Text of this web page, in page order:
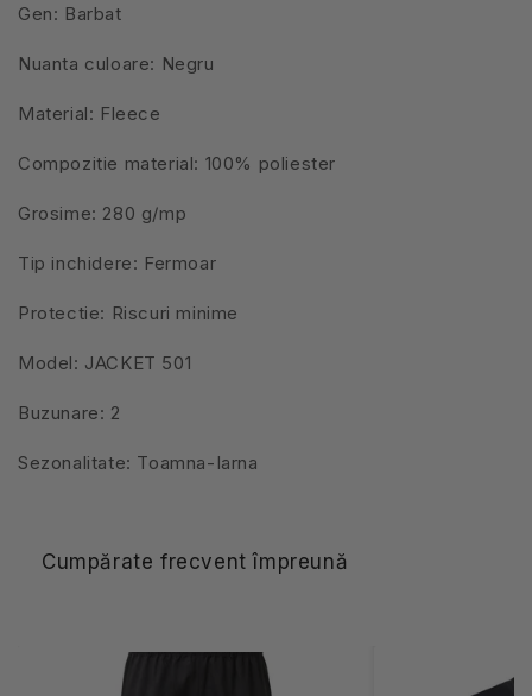
Gen: Barbat
Nuanta culoare: Negru
Material: Fleece
Compozitie material: 100% poliester
Grosime: 280 g/mp
Tip inchidere: Fermoar
Protectie: Riscuri minime
Model: JACKET 501
Buzunare: 2
Sezonalitate: Toamna-Iarna
Cumpărate frecvent împreună